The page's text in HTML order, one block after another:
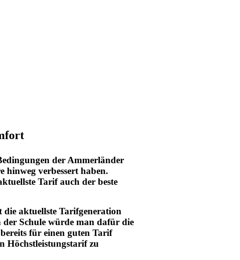
der Ammerländer
verbessert haben.
Tarif auch der beste
die aktuellste Tarifgeneration
Schule würde man dafür die
für einen guten Tarif
Höchstleistungstarif zu